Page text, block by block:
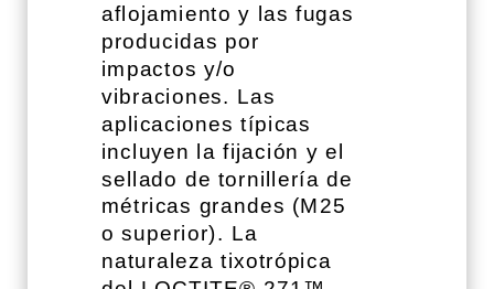
aflojamiento y las fugas
producidas por
impactos y/o
vibraciones. Las
aplicaciones típicas
incluyen la fijación y el
sellado de tornillería de
métricas grandes (M25
o superior). La
naturaleza tixotrópica